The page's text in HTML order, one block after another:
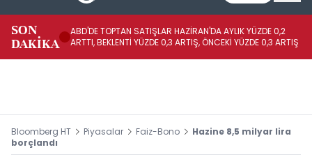
SON
DAKİKA
ABD'DE TOPTAN SATIŞLAR HAZİRAN'DA AYLIK YÜZDE 0,2
ARTTI, BEKLENTİ YÜZDE 0,3 ARTIŞ, ÖNCEKİ YÜZDE 0,3 ARTIŞ
Bloomberg HT Piyasalar Faiz-Bono
Hazine 8,5 milyar lira
borçlandı